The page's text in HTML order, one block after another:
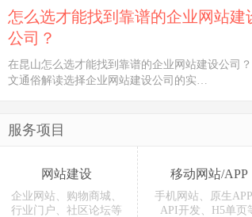
怎么选才能找到靠谱的企业网站建
公司？
在昆山怎么选才能找到靠谱的企业网站建设公司
文通俗解读选择企业网站建设公司的实…
服务项目
网站建设
企业网站、购物商城、
行业门户、社区论坛等
移动网站/APP
手机网站、原生
API开发、H5单页